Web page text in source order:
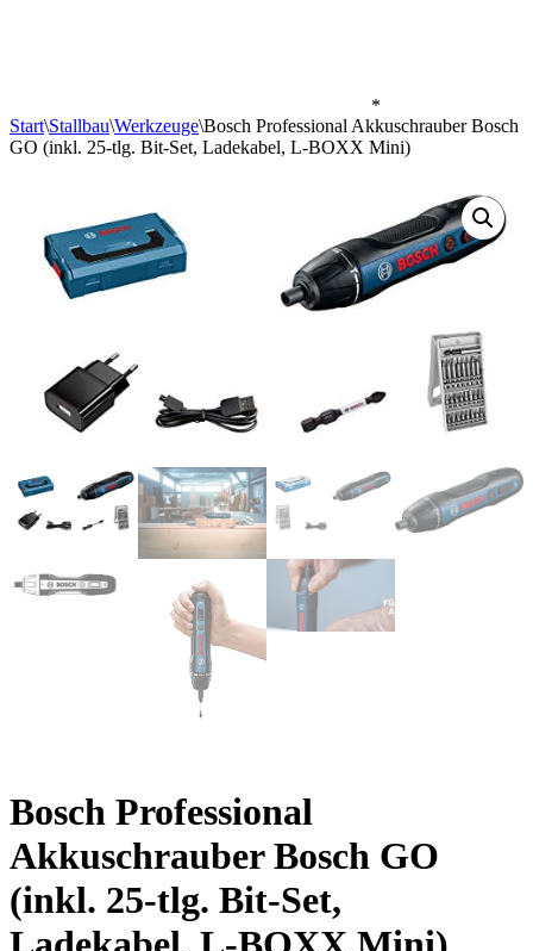
*
Start\Stallbau\Werkzeuge\Bosch Professional Akkuschrauber Bosch
GO (inkl. 25-tlg. Bit-Set, Ladekabel, L-BOXX Mini)
Bosch Professional
Akkuschrauber Bosch GO
(inkl. 25-tlg. Bit-Set,